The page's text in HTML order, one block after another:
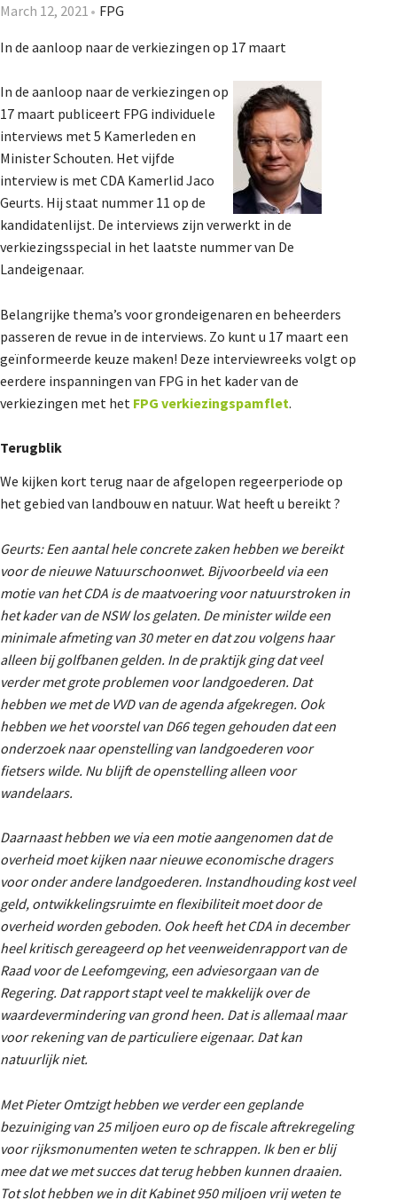
March 12, 2021 FPG
In de aanloop naar de verkiezingen op 17 maart
In de aanloop naar de verkiezingen op
17 maart publiceert FPG individuele
interviews met 5 Kamerleden en
Minister Schouten. Het vijfde
interview is met CDA Kamerlid Jaco
Geurts. Hij staat nummer 11 op de
kandidatenlijst. De interviews zijn verwerkt in de
verkiezingsspecial in het laatste nummer van De
Landeigenaar.
Belangrijke thema’s voor grondeigenaren en beheerders
passeren de revue in de interviews. Zo kunt u 17 maart een
geïnformeerde keuze maken! Deze interviewreeks volgt op
eerdere inspanningen van FPG in het kader van de
verkiezingen met het FPG verkiezingspamflet.
Terugblik
We kijken kort terug naar de afgelopen regeerperiode op
het gebied van landbouw en natuur. Wat heeft u bereikt ?
Geurts: Een aantal hele concrete zaken hebben we bereikt
voor de nieuwe Natuurschoonwet. Bijvoorbeeld via een
motie van het CDA is de maatvoering voor natuurstroken in
het kader van de NSW los gelaten. De minister wilde een
minimale afmeting van 30 meter en dat zou volgens haar
alleen bij golfbanen gelden. In de praktijk ging dat veel
verder met grote problemen voor landgoederen. Dat
hebben we met de VVD van de agenda afgekregen. Ook
hebben we het voorstel van D66 tegen gehouden dat een
onderzoek naar openstelling van landgoederen voor
fietsers wilde. Nu blijft de openstelling alleen voor
wandelaars.
Daarnaast hebben we via een motie aangenomen dat de
overheid moet kijken naar nieuwe economische dragers
voor onder andere landgoederen. Instandhouding kost veel
geld, ontwikkelingsruimte en flexibiliteit moet door de
overheid worden geboden. Ook heeft het CDA in december
heel kritisch gereageerd op het veenweidenrapport van de
Raad voor de Leefomgeving, een adviesorgaan van de
Regering. Dat rapport stapt veel te makkelijk over de
waardevermindering van grond heen. Dat is allemaal maar
voor rekening van de particuliere eigenaar. Dat kan
natuurlijk niet.
Met Pieter Omtzigt hebben we verder een geplande
bezuiniging van 25 miljoen euro op de fiscale aftrekregeling
voor rijksmonumenten weten te schrappen. Ik ben er blij
mee dat we met succes dat terug hebben kunnen draaien.
Tot slot hebben we in dit Kabinet 950 miljoen vrij weten te
Contact